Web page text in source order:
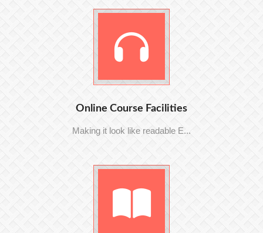
Online Course Facilities
Making it look like readable E...